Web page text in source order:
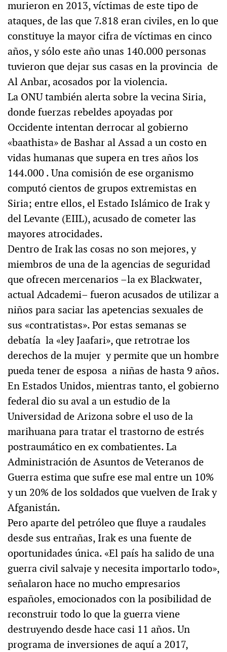
murieron en 2013, víctimas de este tipo de
ataques, de las que 7.818 eran civiles, en lo que
constituye la mayor cifra de víctimas en cinco
años, y sólo este año unas 140.000 personas
tuvieron que dejar sus casas en la provincia de
Al Anbar, acosados por la violencia.
La ONU también alerta sobre la vecina Siria,
donde fuerzas rebeldes apoyadas por
Occidente intentan derrocar al gobierno
«baathista» de Bashar al Assad a un costo en
vidas humanas que supera en tres años los
144.000 . Una comisión de ese organismo
computó cientos de grupos extremistas en
Siria; entre ellos, el Estado Islámico de Irak y
del Levante (EIIL), acusado de cometer las
mayores atrocidades.
Dentro de Irak las cosas no son mejores, y
miembros de una de la agencias de seguridad
que ofrecen mercenarios –la ex Blackwater,
actual Adcademi– fueron acusados de utilizar a
niños para saciar las apetencias sexuales de
sus «contratistas». Por estas semanas se
debatía la «ley Jaafari», que retrotrae los
derechos de la mujer y permite que un hombre
pueda tener de esposa a niñas de hasta 9 años.
En Estados Unidos, mientras tanto, el gobierno
federal dio su aval a un estudio de la
Universidad de Arizona sobre el uso de la
marihuana para tratar el trastorno de estrés
postraumático en ex combatientes. La
Administración de Asuntos de Veteranos de
Guerra estima que sufre ese mal entre un 10%
y un 20% de los soldados que vuelven de Irak y
Afganistán.
Pero aparte del petróleo que fluye a raudales
desde sus entrañas, Irak es una fuente de
oportunidades única. «El país ha salido de una
guerra civil salvaje y necesita importarlo todo»,
señalaron hace no mucho empresarios
españoles, emocionados con la posibilidad de
reconstruir todo lo que la guerra viene
destruyendo desde hace casi 11 años. Un
programa de inversiones de aquí a 2017,